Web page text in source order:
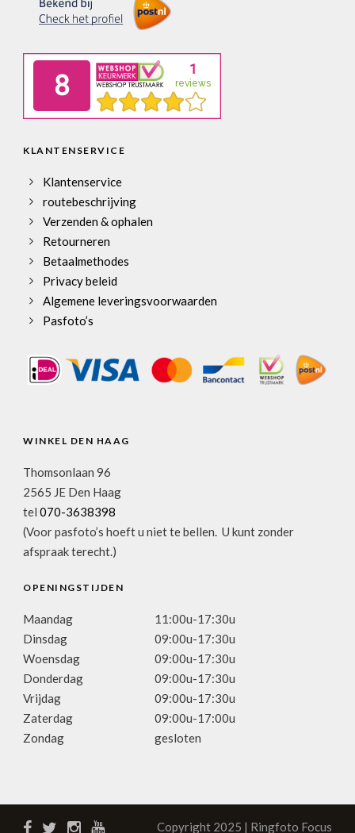
KLANTENSERVICE
Klantenservice
routebeschrijving
Verzenden & ophalen
Retourneren
Betaalmethodes
Privacy beleid
Algemene leveringsvoorwaarden
Pasfoto’s
WINKEL DEN HAAG
Thomsonlaan 96
2565 JE Den Haag
tel 070-3638398
(Voor pasfoto’s hoeft u niet te bellen. U kunt zonder
afspraak terecht.)
OPENINGSTIJDEN
Maandag
11:00u-17:30u
Dinsdag
09:00u-17:30u
Woensdag
09:00u-17:30u
Donderdag
09:00u-17:30u
Vrijdag
09:00u-17:30u
Zaterdag
09:00u-17:00u
Zondag
gesloten
Copyright 2025 | Ringfoto Focus